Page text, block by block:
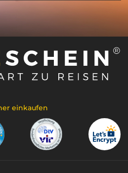
einkaufen